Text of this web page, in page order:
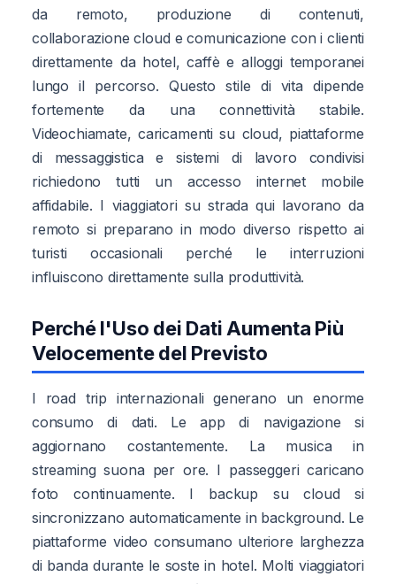
da remoto, produzione di contenuti,
collaborazione cloud e comunicazione con i clienti
direttamente da hotel, caffè e alloggi temporanei
lungo il percorso. Questo stile di vita dipende
fortemente da una connettività stabile.
Videochiamate, caricamenti su cloud, piattaforme
di messaggistica e sistemi di lavoro condivisi
richiedono tutti un accesso internet mobile
affidabile. I viaggiatori su strada qui lavorano da
remoto si preparano in modo diverso rispetto ai
turisti occasionali perché le interruzioni
influiscono direttamente sulla produttività.
Perché l'Uso dei Dati Aumenta Più
Velocemente del Previsto
I road trip internazionali generano un enorme
consumo di dati. Le app di navigazione si
aggiornano costantemente. La musica in
streaming suona per ore. I passeggeri caricano
foto continuamente. I backup su cloud si
sincronizzano automaticamente in background. Le
piattaforme video consumano ulteriore larghezza
di banda durante le soste in hotel. Molti viaggiatori